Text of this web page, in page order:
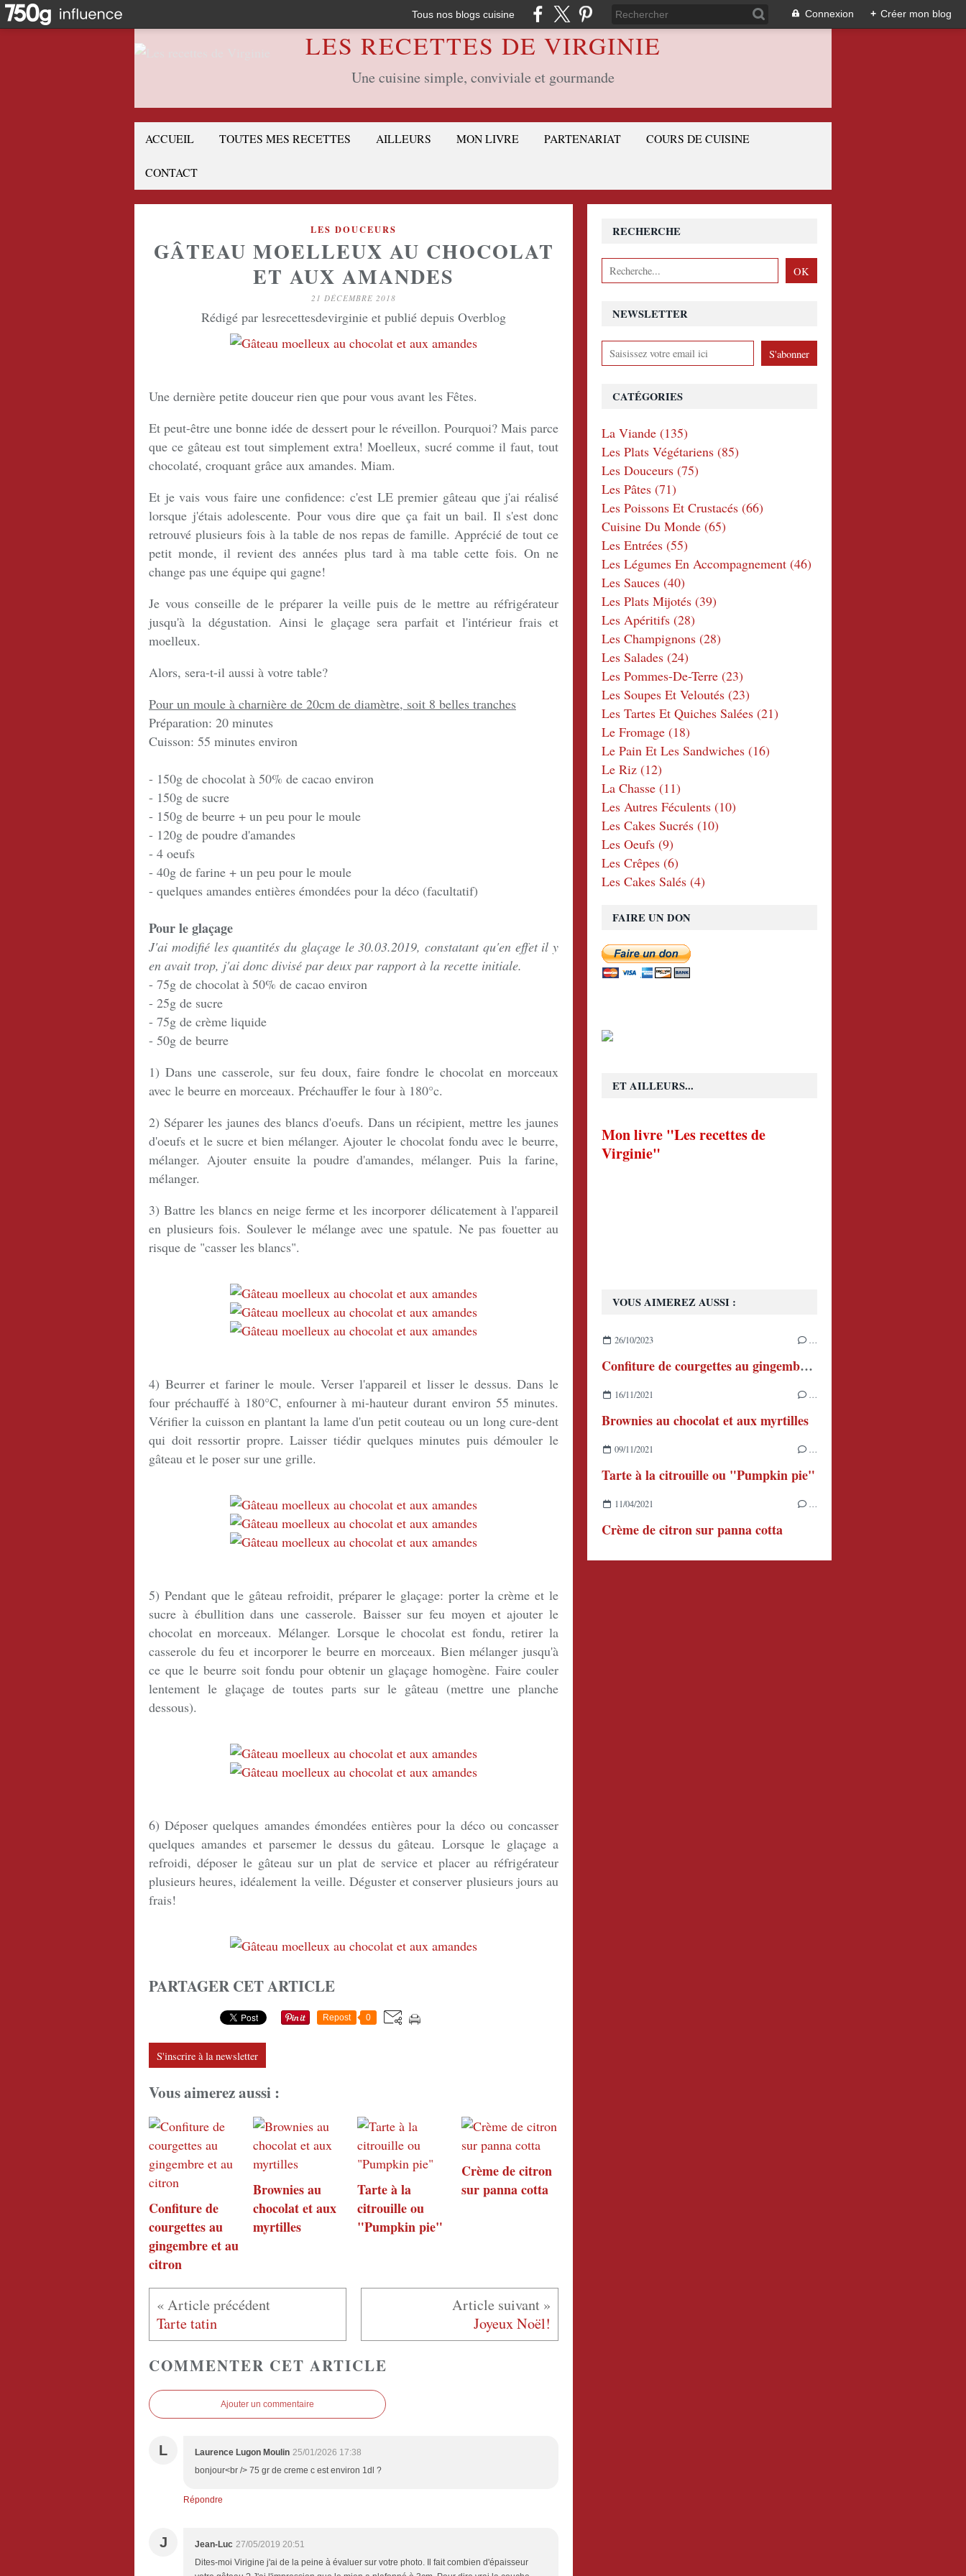
Tous nos blogs cuisine Connexion + Créer mon blog
LES RECETTES DE VIRGINIE
Une cuisine simple, conviviale et gourmande
ACCUEIL TOUTES MES RECETTES AILLEURS MON LIVRE PARTENARIAT COURS DE CUISINE
CONTACT
LES DOUCEURS
GÂTEAU MOELLEUX AU CHOCOLAT
ET AUX AMANDES
21 DÉCEMBRE 2018
Rédigé par lesrecettesdevirginie et publié depuis Overblog
Une dernière petite douceur rien que pour vous avant les Fêtes.
Et peut-être une bonne idée de dessert pour le réveillon. Pourquoi? Mais parce
que ce gâteau est tout simplement extra! Moelleux, sucré comme il faut, tout
chocolaté, croquant grâce aux amandes. Miam.
Et je vais vous faire une confidence: c'est LE premier gâteau que j'ai réalisé
lorsque j'étais adolescente. Pour vous dire que ça fait un bail. Il s'est donc
retrouvé plusieurs fois à la table de nos repas de famille. Apprécié de tout ce
petit monde, il revient des années plus tard à ma table cette fois. On ne
change pas une équipe qui gagne!
Je vous conseille de le préparer la veille puis de le mettre au réfrigérateur
jusqu'à la dégustation. Ainsi le glaçage sera parfait et l'intérieur frais et
moelleux.
Alors, sera-t-il aussi à votre table?
Pour un moule à charnière de 20cm de diamètre, soit 8 belles tranches
Préparation: 20 minutes
Cuisson: 55 minutes environ
- 150g de chocolat à 50% de cacao environ
- 150g de sucre
- 150g de beurre + un peu pour le moule
- 120g de poudre d'amandes
- 4 oeufs
- 40g de farine + un peu pour le moule
- quelques amandes entières émondées pour la déco (facultatif)
Pour le glaçage
J'ai modifié les quantités du glaçage le 30.03.2019, constatant qu'en effet il y
en avait trop, j'ai donc divisé par deux par rapport à la recette initiale.
- 75g de chocolat à 50% de cacao environ
- 25g de sucre
- 75g de crème liquide
- 50g de beurre
1) Dans une casserole, sur feu doux, faire fondre le chocolat en morceaux
avec le beurre en morceaux. Préchauffer le four à 180°c.
2) Séparer les jaunes des blancs d'oeufs. Dans un récipient, mettre les jaunes
d'oeufs et le sucre et bien mélanger. Ajouter le chocolat fondu avec le beurre,
mélanger. Ajouter ensuite la poudre d'amandes, mélanger. Puis la farine,
mélanger.
3) Battre les blancs en neige ferme et les incorporer délicatement à l'appareil
en plusieurs fois. Soulever le mélange avec une spatule. Ne pas fouetter au
risque de "casser les blancs".
4) Beurrer et fariner le moule. Verser l'appareil et lisser le dessus. Dans le
four préchauffé à 180°C, enfourner à mi-hauteur durant environ 55 minutes.
Vérifier la cuisson en plantant la lame d'un petit couteau ou un long cure-dent
qui doit ressortir propre. Laisser tiédir quelques minutes puis démouler le
gâteau et le poser sur une grille.
5) Pendant que le gâteau refroidit, préparer le glaçage: porter la crème et le
sucre à ébullition dans une casserole. Baisser sur feu moyen et ajouter le
chocolat en morceaux. Mélanger. Lorsque le chocolat est fondu, retirer la
casserole du feu et incorporer le beurre en morceaux. Bien mélanger jusqu'à
ce que le beurre soit fondu pour obtenir un glaçage homogène. Faire couler
lentement le glaçage de toutes parts sur le gâteau (mettre une planche
dessous).
6) Déposer quelques amandes émondées entières pour la déco ou concasser
quelques amandes et parsemer le dessus du gâteau. Lorsque le glaçage a
refroidi, déposer le gâteau sur un plat de service et placer au réfrigérateur
plusieurs heures, idéalement la veille. Déguster et conserver plusieurs jours au
frais!
PARTAGER CET ARTICLE
Repost 0
S'inscrire à la newsletter
Vous aimerez aussi :
Confiture de
courgettes au
gingembre et au
citron
Brownies au
chocolat et aux
myrtilles
Tarte à la
citrouille ou
"Pumpkin pie"
Crème de citron
sur panna cotta
Tarte tatin Joyeux Noël!
COMMENTER CET ARTICLE
Ajouter un commentaire
L Laurence Lugon Moulin 25/01/2026 17:38
bonjour<br /> 75 gr de creme c est environ 1dl ?
Répondre
J Jean-Luc 27/05/2019 20:51
Dites-moi Virigine j'ai de la peine à évaluer sur votre photo. Il fait combien d'épaisseur
NEWSLETTER
RECHERCHE
VOUS AIMEREZ AUSSI :
26/10/2023 …
Confiture de courgettes au gingembre et au citron
16/11/2021 …
Brownies au chocolat et aux myrtilles
09/11/2021 …
Tarte à la citrouille ou "Pumpkin pie"
11/04/2021 …
Crème de citron sur panna cotta
CATÉGORIES
La Viande (135)
Les Plats Végétariens (85)
Les Douceurs (75)
Les Pâtes (71)
Les Poissons Et Crustacés (66)
Cuisine Du Monde (65)
Les Entrées (55)
Les Légumes En Accompagnement (46)
Les Sauces (40)
Les Plats Mijotés (39)
Les Apéritifs (28)
Les Champignons (28)
Les Salades (24)
Les Pommes-De-Terre (23)
Les Soupes Et Veloutés (23)
Les Tartes Et Quiches Salées (21)
Le Fromage (18)
Le Pain Et Les Sandwiches (16)
Le Riz (12)
La Chasse (11)
Les Autres Féculents (10)
Les Cakes Sucrés (10)
Les Oeufs (9)
Les Crêpes (6)
Les Cakes Salés (4)
FAIRE UN DON
ET AILLEURS...
Mon livre "Les recettes de
Virginie"